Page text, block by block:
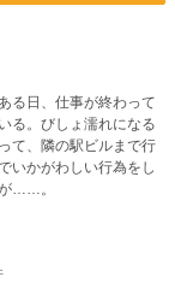
る日、仕事が終わって
る。びしょ濡れになる
て、隣の駅ビルまで行
いかがわしい行為をし
……。